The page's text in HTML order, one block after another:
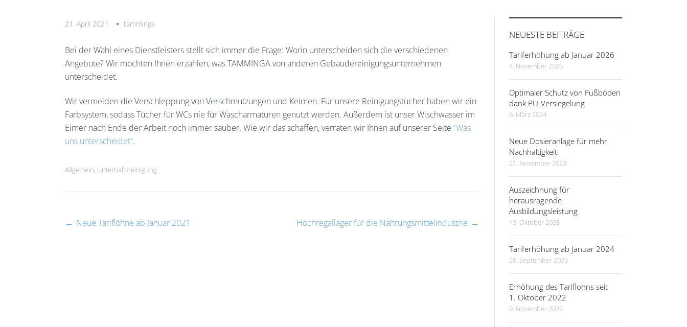
21. April 2021 tamminga
Bei der Wahl eines Dienstleisters stellt sich immer die Frage: Worin unterscheiden sich die verschiedenen
Angebote? Wir möchten Ihnen erzählen, was TAMMINGA von anderen Gebäude­reinigungs­unternehmen
unterscheidet.
Wir vermeiden die Verschleppung von Verschmutzungen und Keimen. Für unsere Reinigungstücher haben wir ein
Farbsystem, sodass Tücher für WCs nie für Wascharmaturen genutzt werden. Außerdem ist unser Wischwasser im
Eimer nach Ende der Arbeit noch immer sauber. Wie wir das schaffen, verraten wir Ihnen auf unserer Seite “Was
uns unterscheidet”.
Allgemein, Unterhaltsreinigung
Post
← Neue Tariflöhne ab Januar 2021 Hochregallager für die Nahrungsmittelindustrie →
NEUESTE BEITRÄGE
Tariferhöhung ab Januar 2026
4. November 2025
Optimaler Schutz von Fußböden
dank PU-Versiegelung
6. März 2024
Neue Dosieranlage für mehr
Nachhaltigkeit
21. November 2023
Auszeichnung für
herausragende
Ausbildungsleistung
13. Oktober 2023
Tariferhöhung ab Januar 2024
26. September 2023
Erhöhung des Tariflohns seit
1. Oktober 2022
9. November 2022